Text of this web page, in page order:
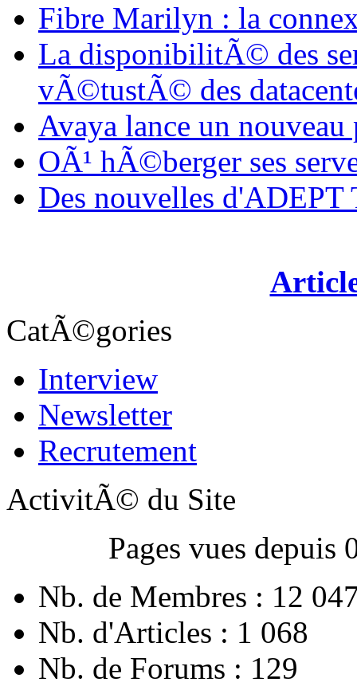
Fibre Marilyn : la
La disponibilitÃ© des
vÃ©tustÃ© des
Avaya lance un nouveau
OÃ¹ hÃ©berger ses
Des nouvelles
CatÃ©gories
Interview
Newsletter
Recrutement
ActivitÃ© du Site
Pages vues
Nb. de Membres : 12
Nb. d'Articles : 1 068
Nb. de Forums : 129